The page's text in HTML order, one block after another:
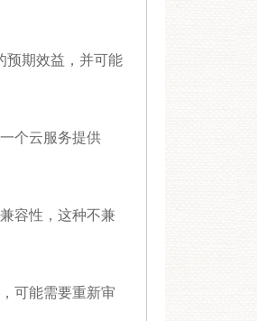
预期效益，并可能
个云服务提供
容性，这种不兼
可能需要重新审